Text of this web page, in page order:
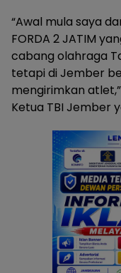
“Awal mula saya
FORDA 2 JATIM
cabang olahraga
tetapi di Jember
mengirimkan
Ketua TBI Jember